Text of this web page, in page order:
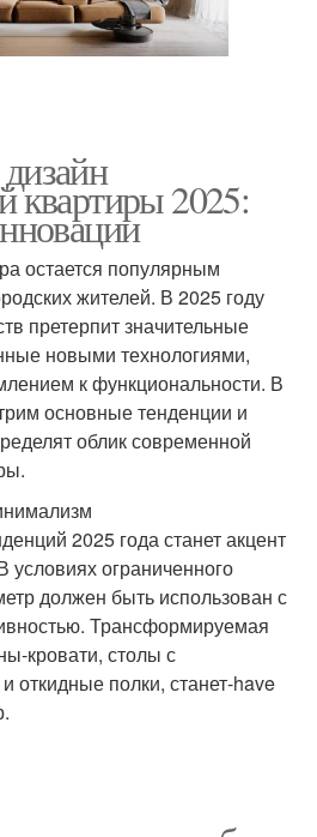
квартиры 2025:
остается популярным
жителей. В 2025 году
претерпит значительные
новыми технологиями,
к функциональности. В
основные тенденции и
облик современной
2025 года станет акцент
условиях ограниченного
должен быть использован с
Трансформируемая
кровати, столы с
откидные полки, станет-have